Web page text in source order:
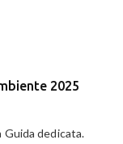
2025
Guida dedicata.